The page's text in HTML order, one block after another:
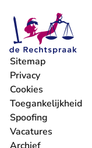
Sitemap
Privacy
Cookies
Toegankelijkheid
Spoofing
Vacatures
- U verlaat